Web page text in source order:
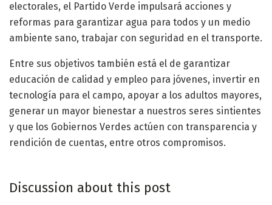
electorales, el Partido Verde impulsará acciones y
reformas para garantizar agua para todos y un medio
ambiente sano, trabajar con seguridad en el transporte.
Entre sus objetivos también está el de garantizar
educación de calidad y empleo para jóvenes, invertir en
tecnología para el campo, apoyar a los adultos mayores,
generar un mayor bienestar a nuestros seres sintientes
y que los Gobiernos Verdes actúen con transparencia y
rendición de cuentas, entre otros compromisos.
Discussion about this post